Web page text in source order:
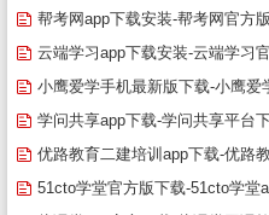
帮考网app下载安装-帮考网官方
云端学习app下载安装-云端学习
小鹰爱学手机最新版下载-小鹰爱
学问共享app下载-学问共享平台
优路教育二建培训app下载-优路
卓版51cto学堂官方版下载-51cto学堂